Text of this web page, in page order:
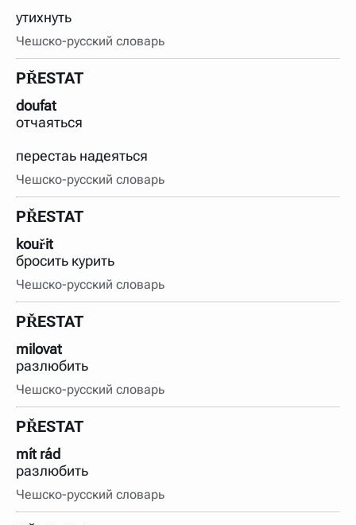
Порядок словарей можно изменять, перетаскивая
словарь вверх или вниз за прямоугольник слева от
названия словаря. Также можно выключать ненужные
утихнуть
Чешско-русский словарь
PŘESTAT
doufat
отчаяться
перестаь надеяться
Чешско-русский словарь
PŘESTAT
kouřit
бросить курить
Чешско-русский словарь
PŘESTAT
milovat
разлюбить
Чешско-русский словарь
PŘESTAT
mít rád
разлюбить
Чешско-русский словарь